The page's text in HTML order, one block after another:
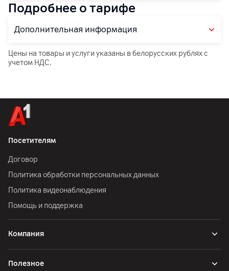
Подробнее о тарифе
Дополнительная информация
Цены на товары и услуги указаны в белорусских рублях с
учетом НДС.
Посетителям
Договор
Политика обработки персональных данных
Политика видеонаблюдения
Помощь и поддержка
Компания
Полезное